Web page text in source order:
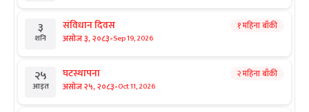
३
शनि
संविधान दिवस
असोज ३, २०८३-Sep 19, 2026
१ महिना बाँकी
२५
आइत
घटस्थापना
असोज २५, २०८३-Oct 11, 2026
२ महिना बाँकी